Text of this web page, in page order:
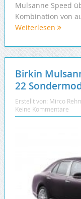
Mulsanne Speed
Kombination von
Weiterlesen
Birkin
22
Erstellt von: Mirco
Keine Kommentare